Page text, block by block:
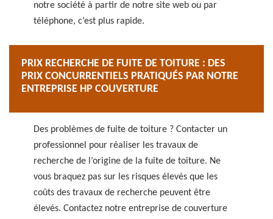
notre société à partir de notre site web ou par
téléphone, c’est plus rapide.
PRIX RECHERCHE DE FUITE DE TOITURE : DES
PRIX CONCURRENTIELS PRATIQUÉS PAR NOTRE
ENTREPRISE HP COUVERTURE
Des problèmes de fuite de toiture ? Contacter un
professionnel pour réaliser les travaux de
recherche de l’origine de la fuite de toiture. Ne
vous braquez pas sur les risques élevés que les
coûts des travaux de recherche peuvent être
élevés. Contactez notre entreprise de couverture